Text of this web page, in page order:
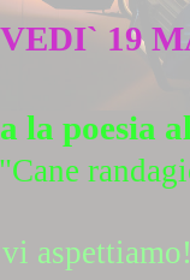
19
la poesia
"Cane
vi aspettiamo